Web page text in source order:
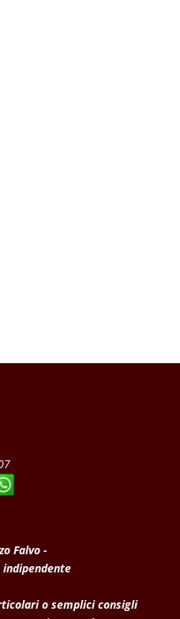
Falvo -
indipendente
o semplici consigli